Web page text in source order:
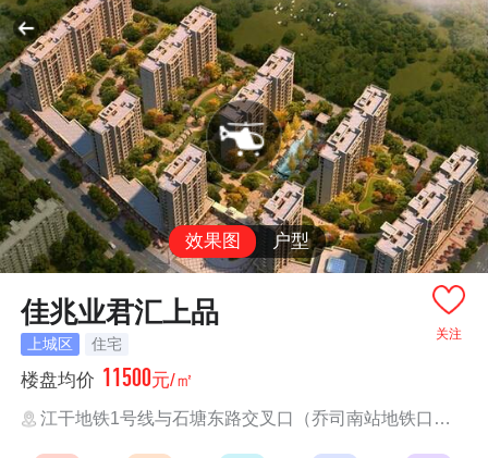
效果图 户型
关注
佳兆业君汇上品
上城区 住宅
楼盘均价 11500元/㎡
江干地铁1号线与石塘东路交叉口（乔司南站地铁口向北约300米）